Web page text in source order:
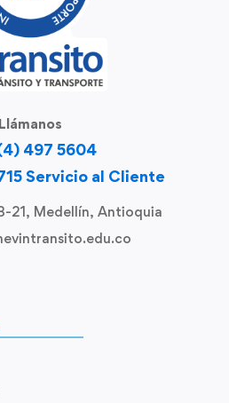
Llámanos
497 5604
Servicio al Cliente
21, Medellín, Antioquia